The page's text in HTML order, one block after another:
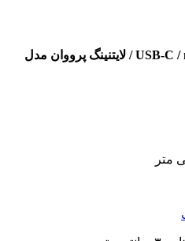
کابل تبدیل HDMI به USB-C / microUSB / لایتنینگ پرووان مدل